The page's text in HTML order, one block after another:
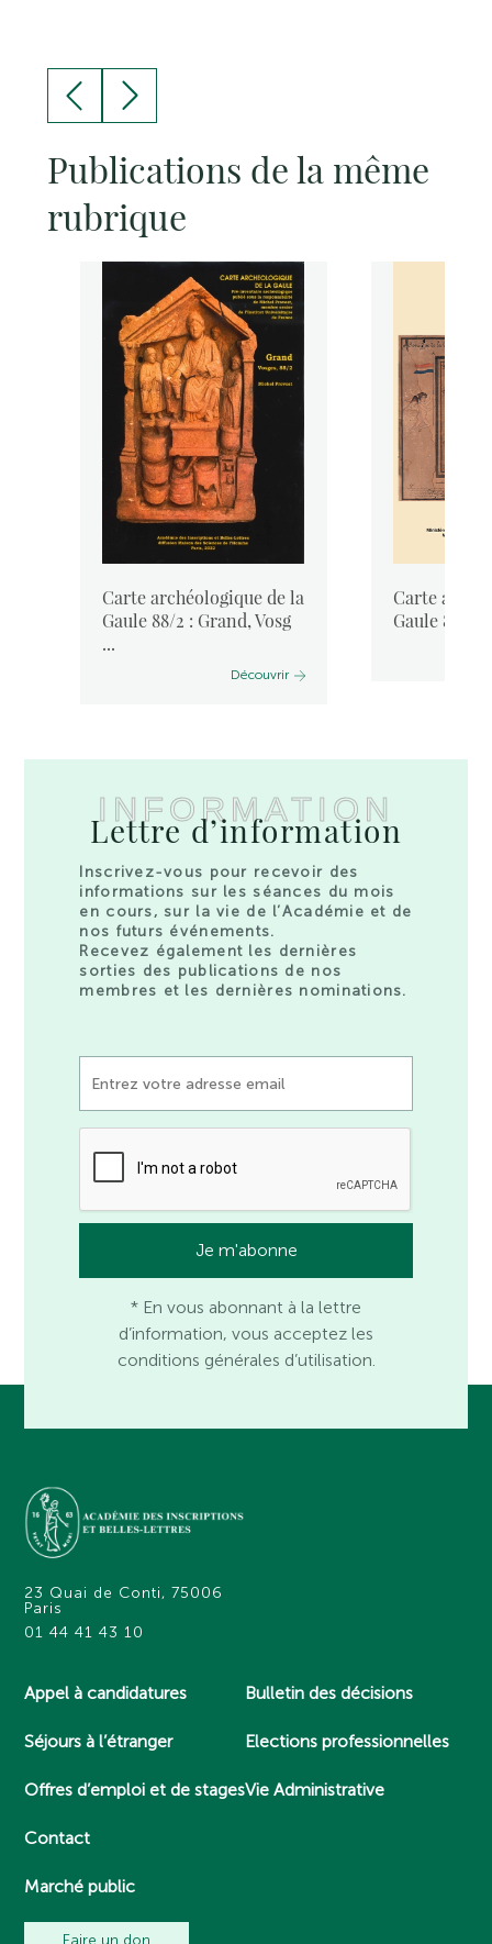
Publications de la même
rubrique
Carte archéologique de la
Gaule 88/2 : Grand, Vosg
...
Découvrir
Carte
Gaule 88 :
INFORMATION
Lettre d’information
Inscrivez-vous pour recevoir des
informations sur les séances du mois
en cours, sur la vie de l’Académie et de
nos futurs événements.
Recevez également les dernières
sorties des publications de nos
membres et les dernières nominations.
* En vous abonnant à la lettre
d’information, vous acceptez les
conditions générales d’utilisation.
23 Quai de Conti, 75006
Paris
01 44 41 43 10
Appel à candidatures
Séjours à l’étranger
Offres d’emploi et de stages
Contact
Marché public
Bulletin des décisions
Elections professionnelles
Vie Administrative